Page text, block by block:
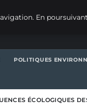
POLITIQUES
ÉCOLOGIQUES
En